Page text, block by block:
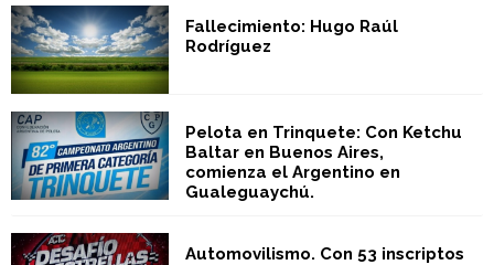
Fallecimiento: Hugo Raúl
Rodríguez
Pelota en Trinquete: Con Ketchu
Baltar en Buenos Aires,
comienza el Argentino en
Gualeguaychú.
Automovilismo. Con 53 inscriptos